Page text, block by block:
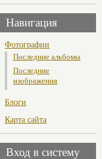
Навигация
Фотографии
Последние альбомы
Последние
изображения
Блоги
Карта сайта
Вход в систему